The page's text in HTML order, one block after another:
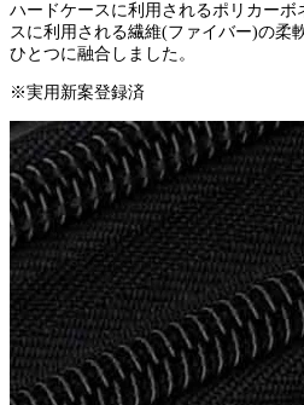
ハードケースに利用されるポリカーボ
スに利用される繊維(ファイバー)の柔
ひとつに融合しました。
※実用新案登録済